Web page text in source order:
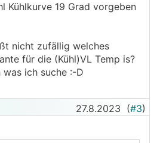
Kühlkurve 19 Grad vorgeben
nicht zufällig welches
für die (Kühl)VL Temp is?
ich suche :-D
27.8.2023 (#3)